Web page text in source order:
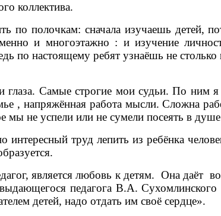
коллектива.
полочкам: сначала изучаешь детей,
и многоэтажно : и изучение
по настоящему ребят узнаёшь не
Самые строгие мои судьи. По ним
, напряжённая работа мысли. Сложна
не успели или не сумели посеять в душе
труд лепить из ребёнка
является любовь к детям. Она даёт
педагога В.А.
детей, надо отдать им своё сердце».